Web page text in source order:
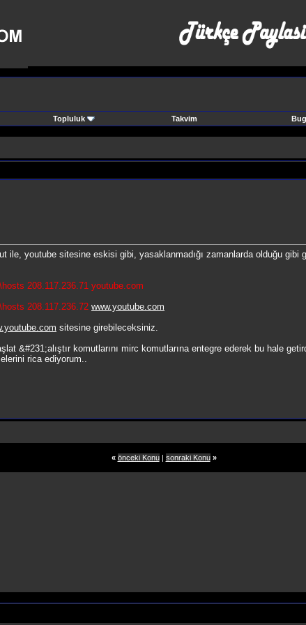
Topluluk Takvim
ile, youtube sitesine eskisi gibi, yasaklanmadığı zamanlarda olduğu gibi
208.117.236.71 youtube.com
208.117.236.72 www.youtube.com
sitesine girebileceksiniz.
&#231;alıştır komutlarını mirc komutlarına entegre ederek bu hale
rica ediyorum..
« önceki Konu| sonraki Konu »